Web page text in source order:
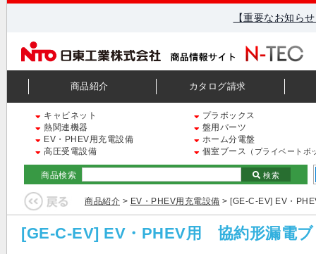
【重要なお知ら
商品紹介 カタログ請求
キャビネット
プラボックス
熱関連機器
盤用パーツ
EV・PHEV用充電設備
ホーム分電盤
高圧受電設備
個室ブース （プライベートボ
商品検索 検索
商品紹介 > EV・PHEV用充電設備 > [GE-C-EV] EV・
[GE-C-EV] EV・PHEV用 協約形漏電